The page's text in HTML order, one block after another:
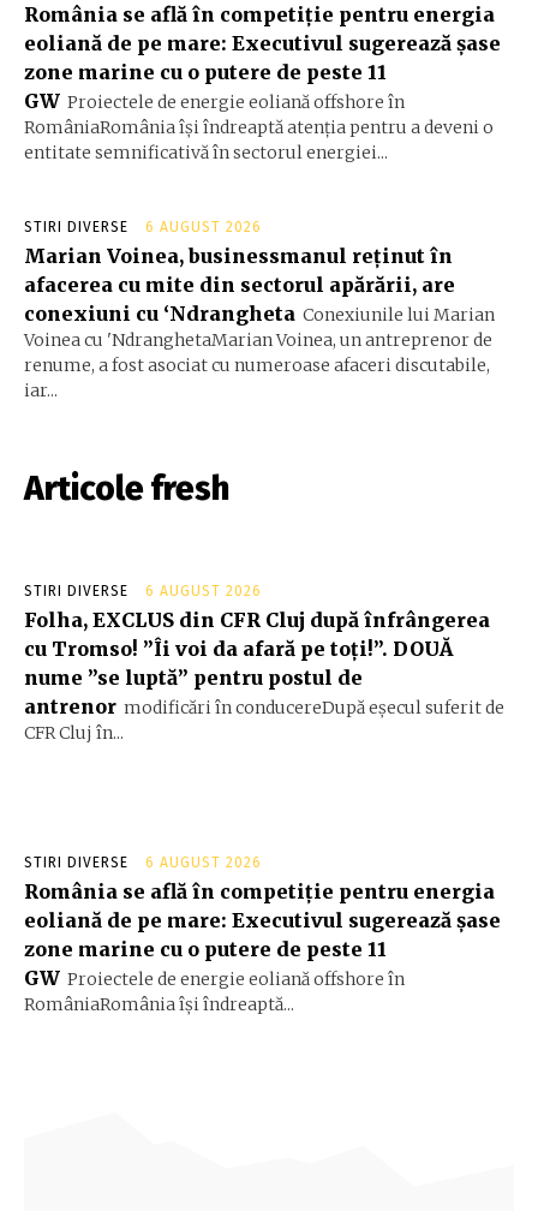
România se află în competiție pentru energia
eoliană de pe mare: Executivul sugerează șase
zone marine cu o putere de peste 11
GW Proiectele de energie eoliană offshore în
RomâniaRomânia își îndreaptă atenția pentru a deveni o
entitate semnificativă în sectorul energiei...
STIRI DIVERSE 6 AUGUST 2026
Marian Voinea, businessmanul reținut în
afacerea cu mite din sectorul apărării, are
conexiuni cu ‘Ndrangheta Conexiunile lui Marian
Voinea cu 'NdranghetaMarian Voinea, un antreprenor de
renume, a fost asociat cu numeroase afaceri discutabile,
iar...
Articole fresh
STIRI DIVERSE 6 AUGUST 2026
Folha, EXCLUS din CFR Cluj după înfrângerea
cu Tromso! ”Îi voi da afară pe toți!”. DOUĂ
nume ”se luptă” pentru postul de
antrenor modificări în conducereDupă eșecul suferit de
CFR Cluj în...
STIRI DIVERSE 6 AUGUST 2026
România se află în competiție pentru energia
eoliană de pe mare: Executivul sugerează șase
zone marine cu o putere de peste 11
GW Proiectele de energie eoliană offshore în
RomâniaRomânia își îndreaptă...